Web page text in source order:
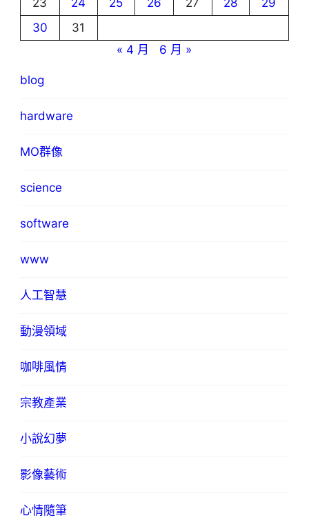
23 24 25 26 27 28
29
30
31
« 4 月
6 月 »
blog
hardware
MO群像
science
software
www
人工智慧
動漫領域
咖啡風情
宗教產業
小說幻夢
影像藝術
心情隨筆